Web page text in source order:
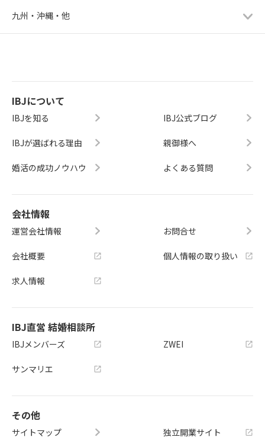
九州・沖縄・他
IBJについて
IBJを知る
IBJが選ばれる理由
婚活の成功ノウハウ
IBJ公式ブログ
親御様へ
よくある質問
会社情報
運営会社情報
会社概要
求人情報
お問合せ
個人情報の取り扱い
IBJ直営 結婚相談所
IBJメンバーズ
サンマリエ
ZWEI
その他
サイトマップ
独立開業サイト